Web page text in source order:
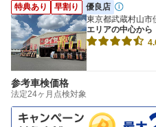
特典あり
早割り
優良店
東京都武蔵村山市
エリアの中心から
参考車検価格
法定24ヶ月点検対象